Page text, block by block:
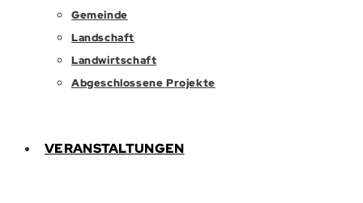
Gemeinde
Landschaft
Landwirtschaft
Abgeschlossene Projekte
VERANSTALTUNGEN